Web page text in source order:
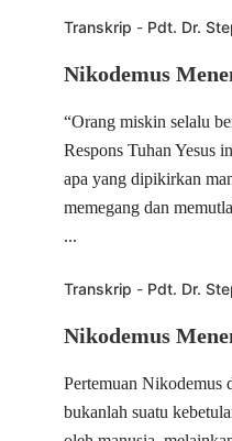
Transkrip - Pdt. Dr.
Nikodemus
“Orang miskin selalu
Respons Tuhan Yesus
apa yang dipikirkan
memegang dan
...
Transkrip - Pdt. Dr.
Nikodemus
Pertemuan Nikodemus
bukanlah suatu